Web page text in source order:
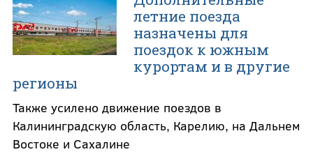
летние поезда
назначены для
поездок к южным
курортам и в другие
регионы
Также усилено движение поездов в
Калининградскую область, Карелию, на Дальнем
Востоке и Сахалине